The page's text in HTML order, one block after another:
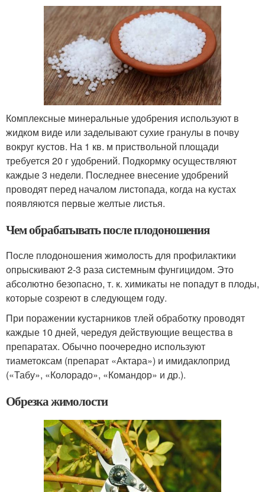
Комплексные минеральные удобрения используют в
жидком виде или заделывают сухие гранулы в почву
вокруг кустов. На 1 кв. м приствольной площади
требуется 20 г удобрений. Подкормку осуществляют
каждые 3 недели. Последнее внесение удобрений
проводят перед началом листопада, когда на кустах
появляются первые желтые листья.
Чем обрабатывать после плодоношения
После плодоношения жимолость для профилактики
опрыскивают 2-3 раза системным фунгицидом. Это
абсолютно безопасно, т. к. химикаты не попадут в плоды,
которые созреют в следующем году.
При поражении кустарников тлей обработку проводят
каждые 10 дней, чередуя действующие вещества в
препаратах. Обычно поочередно используют
тиаметоксам (препарат «Актара») и имидаклоприд
(«Табу», «Колорадо», «Командор» и др.).
Обрезка жимолости